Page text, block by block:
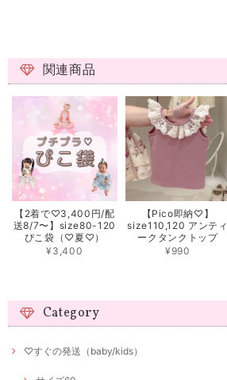
関連商品
【2着で♡3,400円/配
送8/7〜】size80-120
ぴこ袋（♡夏♡）
¥3,400
【Pico即納♡】
size110,120 アンティ
ークタンクトップ
¥990
Category
♡すぐの発送（baby/kids）